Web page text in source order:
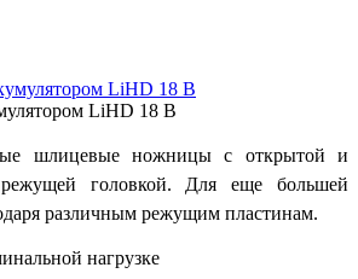
LiHD 18 В
шлицевые ножницы с открытой и
головкой. Для еще большей
различным режущим пластинам.
нагрузке